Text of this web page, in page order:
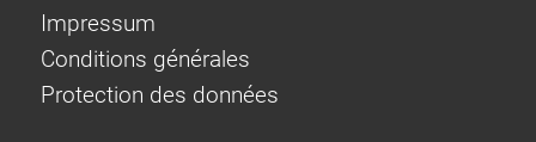
Impressum
Conditions générales
Protection des données